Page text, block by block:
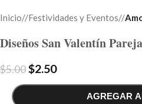
Inicio/ Festividades y Eventos/
Diseños San Valentín
$5.00$2.50
AGREGAR